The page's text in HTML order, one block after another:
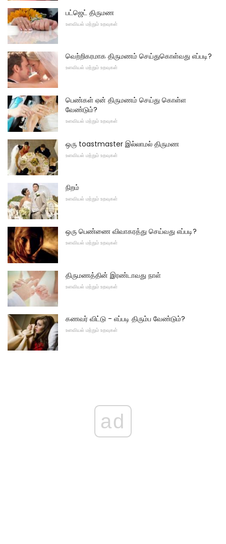
பட்ஜெட் திருமண
உளவியல் மற்றும் உறவுகள்
வெற்றிகரமாக திருமணம் செய்துகொள்வது எப்படி?
உளவியல் மற்றும் உறவுகள்
பெண்கள் ஏன் திருமணம் செய்து கொள்ள
வேண்டும்?
உளவியல் மற்றும் உறவுகள்
ஒரு toastmaster இல்லாமல் திருமண
உளவியல் மற்றும் உறவுகள்
நிறம்
உளவியல் மற்றும் உறவுகள்
ஒரு பெண்ணை விவாகரத்து செய்வது எப்படி?
உளவியல் மற்றும் உறவுகள்
திருமணத்தின் இரண்டாவது நாள்
உளவியல் மற்றும் உறவுகள்
கணவர் விட்டு - எப்படி திரும்ப வேண்டும்?
உளவியல் மற்றும் உறவுகள்
ad